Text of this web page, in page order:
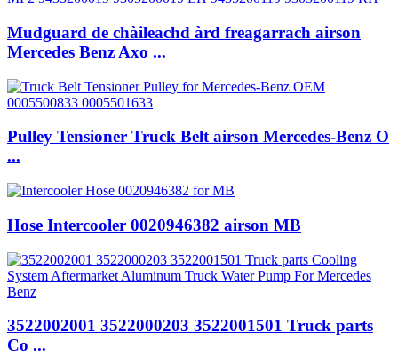
Mudguard de chàileachd àrd freagarrach airson
Mercedes Benz Axo ...
Pulley Tensioner Truck Belt airson Mercedes-Benz O
...
Hose Intercooler 0020946382 airson MB
3522002001 3522000203 3522001501 Truck parts
Co ...